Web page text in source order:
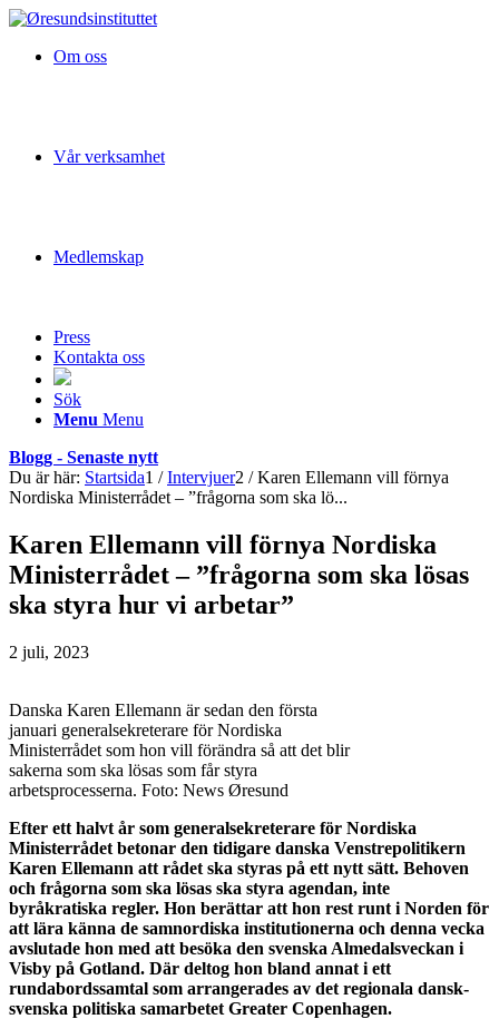
Om oss
Vår verksamhet
Medlemskap
Press
Kontakta oss
Sök
Menu Menu
Blogg - Senaste nytt
Du är här: Startsida1 / Intervjuer2 / Karen Ellemann vill förnya
Nordiska Ministerrådet – ”frågorna som ska lö...
Karen Ellemann vill förnya Nordiska
Ministerrådet – ”frågorna som ska lösas
ska styra hur vi arbetar”
2 juli, 2023
Danska Karen Ellemann är sedan den första
januari generalsekreterare för Nordiska
Ministerrådet som hon vill förändra så att det blir
sakerna som ska lösas som får styra
arbetsprocesserna. Foto: News Øresund
Efter ett halvt år som generalsekreterare för Nordiska
Ministerrådet betonar den tidigare danska Venstrepolitikern
Karen Ellemann att rådet ska styras på ett nytt sätt. Behoven
och frågorna som ska lösas ska styra agendan, inte
byråkratiska regler. Hon berättar att hon rest runt i Norden för
att lära känna de samnordiska institutionerna och denna vecka
avslutade hon med att besöka den svenska Almedalsveckan i
Visby på Gotland. Där deltog hon bland annat i ett
rundabordssamtal som arrangerades av det regionala dansk-
svenska politiska samarbetet Greater Copenhagen.